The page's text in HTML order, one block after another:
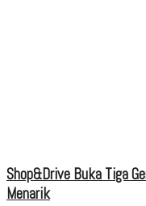
Shop&Drive Buka Tiga
Menarik